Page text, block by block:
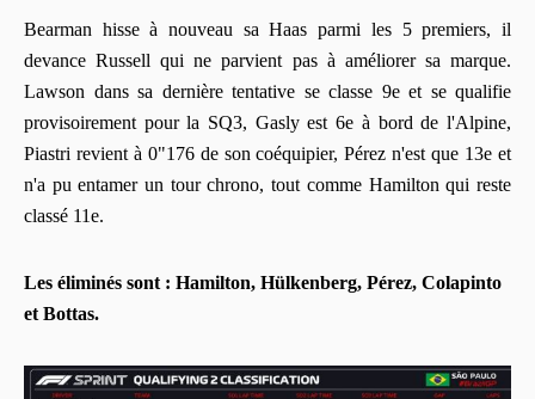
Bearman hisse à nouveau sa Haas parmi les 5 premiers, il
devance Russell qui ne parvient pas à améliorer sa marque.
Lawson dans sa dernière tentative se classe 9e et se qualifie
provisoirement pour la SQ3, Gasly est 6e à bord de l'Alpine,
Piastri revient à 0"176 de son coéquipier, Pérez n'est que 13e et
n'a pu entamer un tour chrono, tout comme Hamilton qui reste
classé 11e.
Les éliminés sont : Hamilton, Hülkenberg, Pérez, Colapinto
et Bottas.